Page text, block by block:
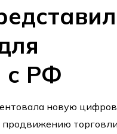
с РФ
новую
продвижению